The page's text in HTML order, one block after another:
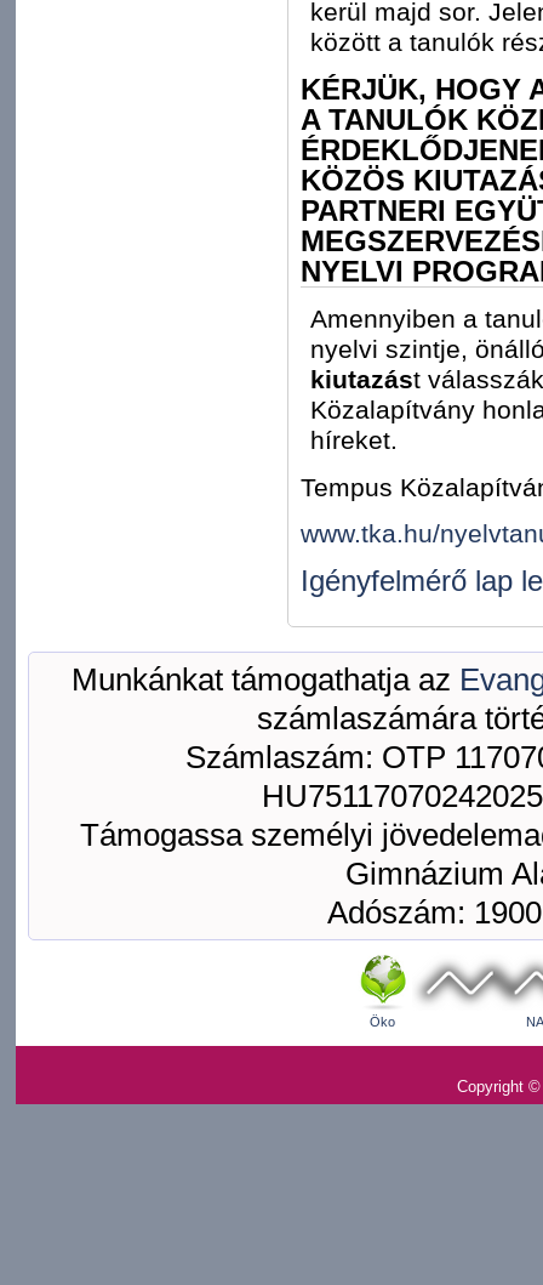
kerül majd sor.
között a tanulók
KÉRJÜK, HOGY
A TANULÓK
KÖZÖS
PARTNERI
NYELVI
Amennyiben a
nyelvi szintje,
kiutazást
Közalapítvány
híreket.
Tempus
www.tka.hu/
Igényfelmérő lap
Munkánkat támogathatja az
számlaszámára
Számlaszám: OTP
Támogassa személyi
Gimnázium
Adószám:
Öko
Copyright